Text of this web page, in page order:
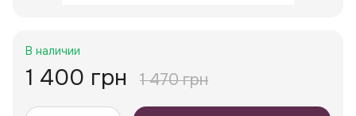
В наличии
1 400 грн 1 470 грн